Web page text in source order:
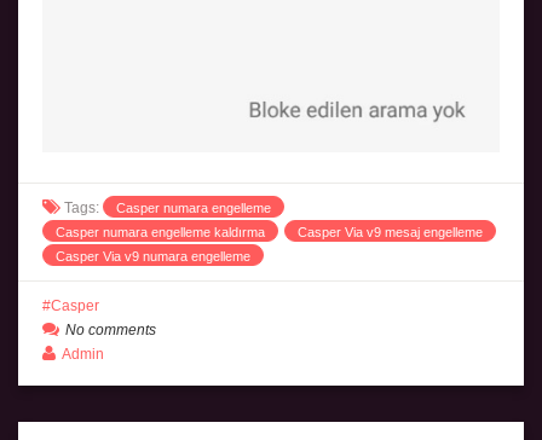
Tags:
Casper numara engelleme
Casper numara engelleme kaldırma
Casper Via v9 mesaj engelleme
Casper Via v9 numara engelleme
Casper
No comments
Admin